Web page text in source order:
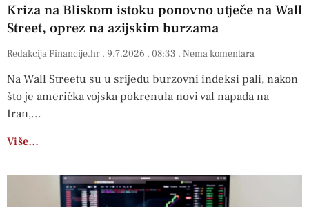
Kriza na Bliskom istoku ponovno utječe na Wall
Street, oprez na azijskim burzama
Redakcija Financije.hr 9.7.2026 08:33 Nema komentara
Na Wall Streetu su u srijedu burzovni indeksi pali, nakon
što je američka vojska pokrenula novi val napada na
Iran,
Više…